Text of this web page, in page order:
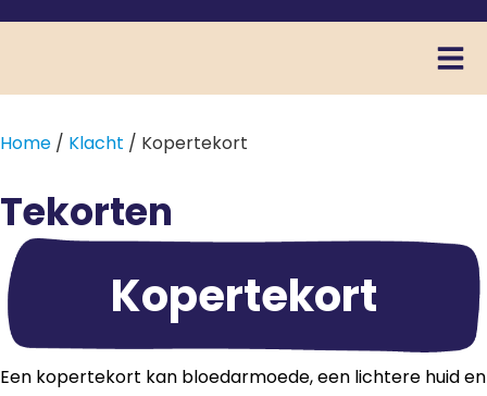
Home / Klacht / Kopertekort
Tekorten
Kopertekort
Een kopertekort kan bloedarmoede, een lichtere huid en